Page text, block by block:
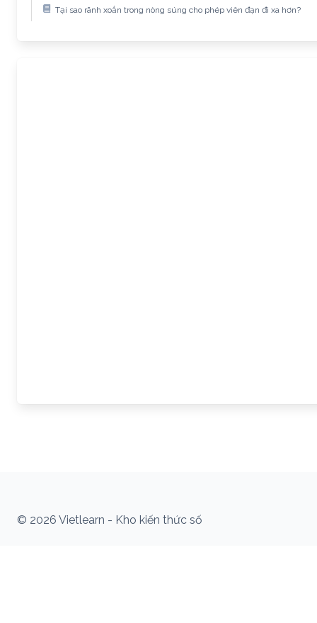
Tại sao rãnh xoắn trong nòng súng cho phép viên đạn đi xa hơn?
© 2026 Vietlearn - Kho kiến thức số